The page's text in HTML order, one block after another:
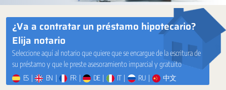
¿Va a contratar un préstamo hipotecario?
Elija notario
Seleccione aquí al notario que quiere que se encargue de la escritura de
su préstamo y que le preste asesoramiento imparcial y gratuito
ES | EN | FR | DE | IT | RU | 中文